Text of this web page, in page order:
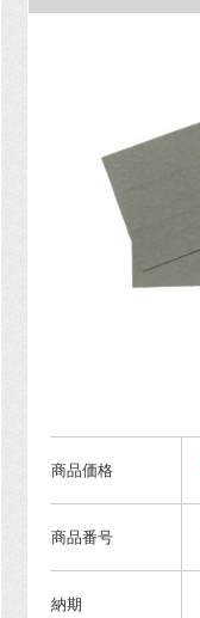
商品価格
商品番号
納期